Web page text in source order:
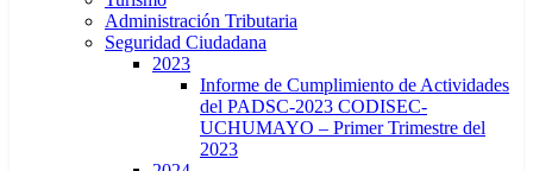
Administración Tributaria
Seguridad Ciudadana
2023
Informe de Cumplimiento de Actividades
del PADSC-2023 CODISEC-
UCHUMAYO – Primer Trimestre del
2023